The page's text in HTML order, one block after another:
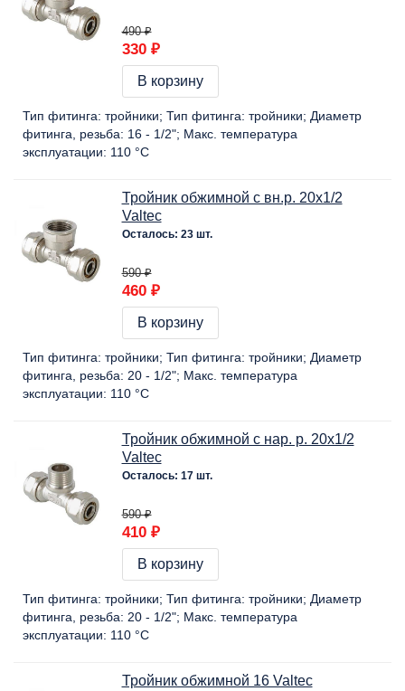
490 ₽
330 ₽
В корзину
Тип фитинга: тройники Тип фитинга: тройники
Диаметр
фитинга, резьба: 16 - 1/2" Макс. температура
эксплуатации: 110 °C
Тройник обжимной с вн.р. 20х1/2
Valtec
Осталось: 23 шт.
590 ₽
460 ₽
В корзину
Тип фитинга: тройники Тип фитинга: тройники
Диаметр
фитинга, резьба: 20 - 1/2" Макс. температура
эксплуатации: 110 °C
Тройник обжимной с нар. р. 20х1/2
Valtec
Осталось: 17 шт.
590 ₽
410 ₽
В корзину
Тип фитинга: тройники Тип фитинга: тройники
Диаметр
фитинга, резьба: 20 - 1/2" Макс. температура
эксплуатации: 110 °C
Тройник обжимной 16 Valtec